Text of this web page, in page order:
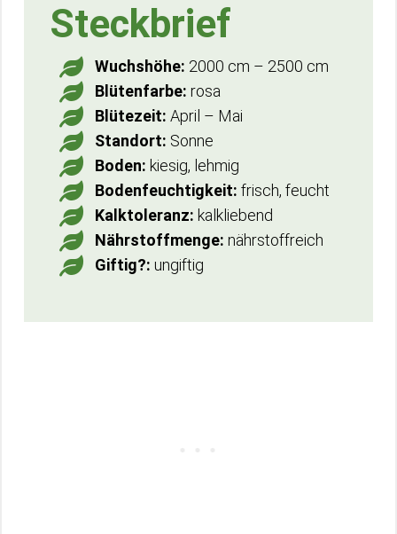
Steckbrief
Wuchshöhe: 2000 cm – 2500 cm
Blütenfarbe: rosa
Blütezeit: April – Mai
Standort: Sonne
Boden: kiesig, lehmig
Bodenfeuchtigkeit: frisch, feucht
Kalktoleranz: kalkliebend
Nährstoffmenge: nährstoffreich
Giftig?: ungiftig